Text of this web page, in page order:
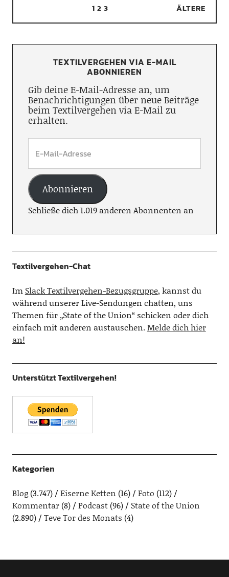
1 2 3 ÄLTERE
TEXTILVERGEHEN VIA E-MAIL
ABONNIEREN
Gib deine E-Mail-Adresse an, um
Benachrichtigungen über neue Beiträge
beim Textilvergehen via E-Mail zu
erhalten.
Abonnieren
Schließe dich 1.019 anderen Abonnenten an
Textilvergehen-Chat
Im Slack Textilvergehen-Bezugsgruppe, kannst du
während unserer Live-Sendungen chatten, uns
Themen für „State of the Union“ schicken oder dich
einfach mit anderen austauschen.Melde dich hier
an!
Unterstützt Textilvergehen!
Kategorien
Blog(3.747) Eiserne Ketten (16) Foto (112)
Kommentar(8) Podcast(96)
State of the Union
(2.890)
Teve Tor des Monats (4)